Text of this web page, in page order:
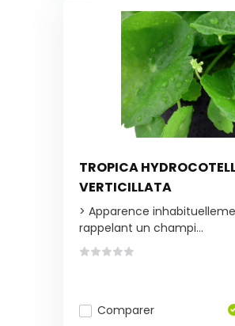
TROPICA
VERTICILLATA
> Apparence
rappelant un champi...
Comparer